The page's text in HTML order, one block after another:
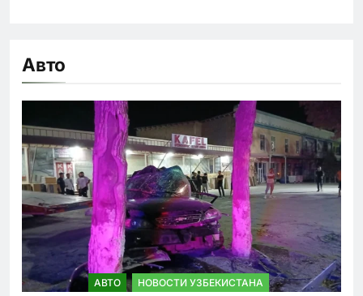
Авто
АВТО НОВОСТИ УЗБЕКИСТАНА